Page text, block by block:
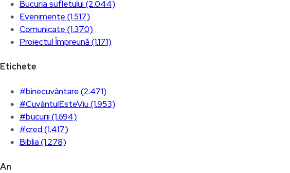
Bucuria sufletului (2.044)
Evenimente (1.517)
Comunicate (1.370)
Proiectul Împreună (1.171)
Etichete
#binecuvântare (2.471)
#CuvântulEsteViu (1.953)
#bucurii (1.694)
#cred (1.417)
Biblia (1.278)
An